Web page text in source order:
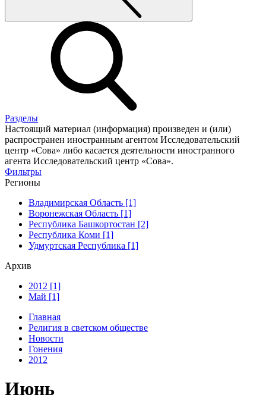
Разделы
Настоящий материал (информация) произведен и (или)
распространен иностранным агентом Исследовательский
центр «Сова» либо касается деятельности иностранного
агента Исследовательский центр «Сова».
Фильтры
Регионы
Владимирская Область [1]
Воронежская Область [1]
Республика Башкортостан [2]
Республика Коми [1]
Удмуртская Республика [1]
Архив
2012 [1]
Май [1]
Главная
Религия в светском обществе
Новости
Гонения
2012
Июнь